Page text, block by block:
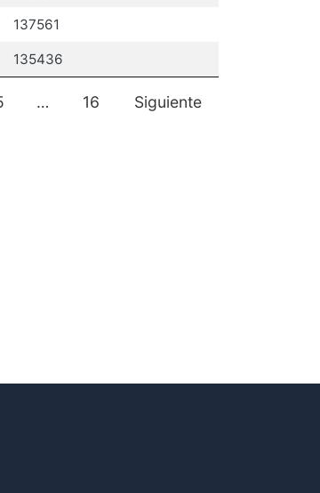
137561
135436
… 16 Siguiente